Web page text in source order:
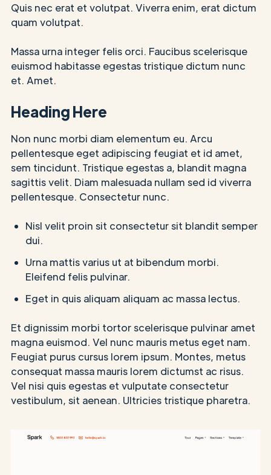
Quis nec erat et volutpat. Viverra enim, erat dictum
quam volutpat.
Massa urna integer felis orci. Faucibus scelerisque
euismod habitasse egestas tristique dictum nunc
et. Amet.
Heading Here
Non nunc morbi diam elementum eu. Arcu
pellentesque eget adipiscing feugiat et id amet,
sem tincidunt. Tristique egestas a, blandit magna
sagittis velit. Diam malesuada nullam sed id viverra
pellentesque. Consectetur nunc.
Nisl velit proin sit consectetur sit blandit semper
dui.
Urna mattis varius ut at bibendum morbi.
Eleifend felis pulvinar.
Eget in quis aliquam aliquam ac massa lectus.
Et dignissim morbi tortor scelerisque pulvinar amet
magna euismod. Vel nunc mauris metus eget nam.
Feugiat purus cursus lorem ipsum. Montes, metus
consequat massa mauris lorem dictumst ac risus.
Vel nisi quis egestas et vulputate consectetur
vestibulum, sit aenean. Ultricies tristique pharetra.